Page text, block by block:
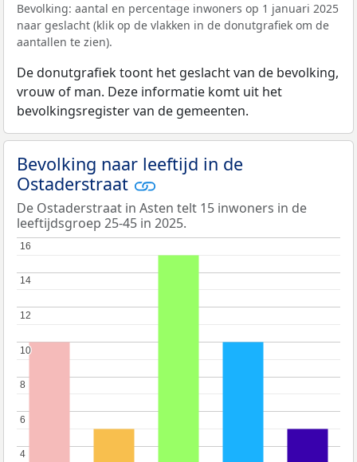
Bevolking: aantal en percentage inwoners op 1 januari 2025
naar geslacht (klik op de vlakken in de donutgrafiek om de
aantallen te zien).
De donutgrafiek toont het geslacht van de bevolking,
vrouw of man. Deze informatie komt uit het
bevolkingsregister van de gemeenten.
Bevolking naar leeftijd in de
Ostaderstraat
De Ostaderstraat in Asten telt 15 inwoners in de
leeftijdsgroep 25-45 in 2025.
4
4
6
6
8
8
10
10
12
12
14
14
16
16